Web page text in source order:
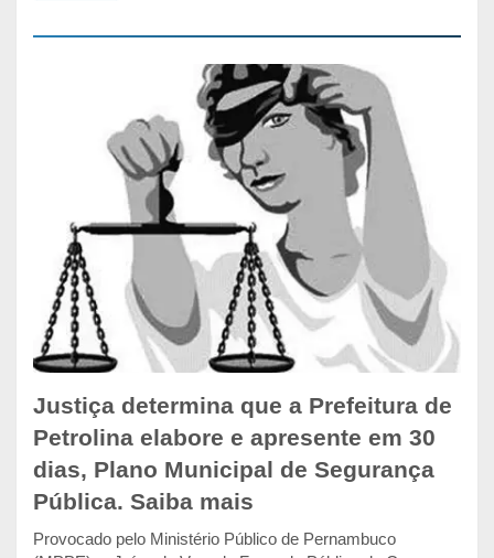
Justiça determina que a Prefeitura de
Petrolina elabore e apresente em 30
dias, Plano Municipal de Segurança
Pública. Saiba mais
Provocado pelo Ministério Público de Pernambuco